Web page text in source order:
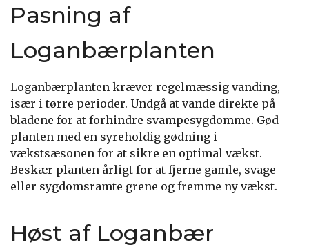
Pasning af
Loganbærplanten
Loganbærplanten kræver regelmæssig vanding,
især i tørre perioder. Undgå at vande direkte på
bladene for at forhindre svampesygdomme. Gød
planten med en syreholdig gødning i
vækstsæsonen for at sikre en optimal vækst.
Beskær planten årligt for at fjerne gamle, svage
eller sygdomsramte grene og fremme ny vækst.
Høst af Loganbær